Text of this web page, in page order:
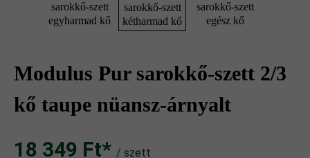
sarokkő-szett
egyharmad kő
sarokkő-szett
kétharmad kő
sarokkő-szett
egész kő
Modulus Pur sarokkő-szett 2/3
kő taupe nüansz-árnyalt
18 349 Ft‎‎‎* / szett